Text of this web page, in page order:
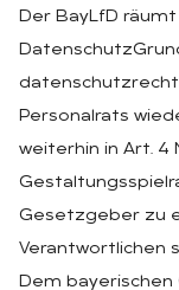
Der BayLfD
Personalrats
weiterhin in Art. 4
Gesetzgeber zu
Verantwortlichen
Dem